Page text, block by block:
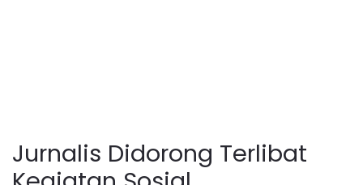
Jurnalis Didorong Terlibat